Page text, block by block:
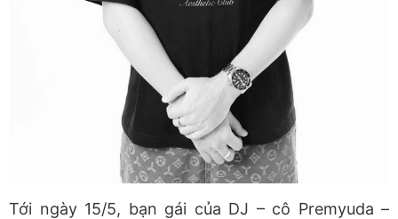
Tới ngày 15/5, bạn gái của DJ – cô Premyuda –